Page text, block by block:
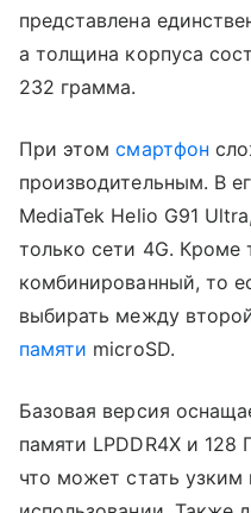
представлена
а толщина корпуса
232 грамма.
При этомсмартфон
производительным. В
MediaTek Helio G91
только сети 4G. Кроме
комбинированный, то
выбирать между
памяти microSD.
Базовая версия
памяти LPDDR4X и 128
что может стать